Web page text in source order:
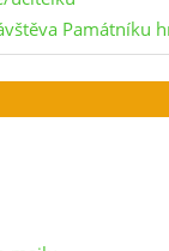
Památníku